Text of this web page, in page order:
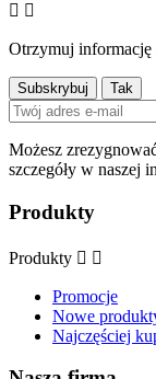
 
Otrzymuj informację
Możesz
szczegóły w naszej
Produkty
Produkty  
Promocje
Nowe
Najczęściej